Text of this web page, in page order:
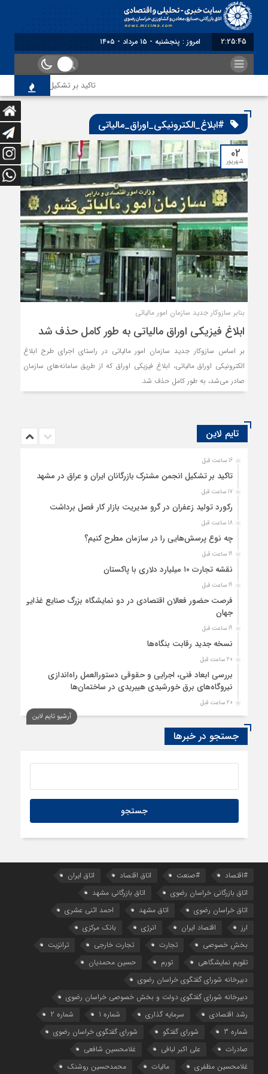
2:25:45 امروز : پنجشنبه - ۱۵ مرداد - ۱۴۰۵
تاکید بر تشکیل انجمن مشترک
#ابلاغ_الکترونیکی_اوراق_مالیاتی
۰۲
شهریور
بنابر سازوکار جدید سازمان امور مالیاتی
ابلاغ فیزیکی اوراق مالیاتی به طور کامل حذف شد
بر اساس سازوکار جدید سازمان امور مالیاتی در راستای اجرای طرح ابلاغ
الکترونیکی اوراق مالیاتی، ابلاغ فیزیکی اوراق که از طریق سامانه‌های سازمان
صادر می‌شد، به طور کامل حذف شد.
تایم لاین
16 ساعت قبل
تاکید بر تشکیل انجمن مشترک بازرگانان ایران و عراق در مشهد
17 ساعت قبل
رکورد تولید زعفران در گرو مدیریت بازار کار فصل برداشت
18 ساعت قبل
چه نوع پرسش‌هایی را در سازمان مطرح کنیم؟
19 ساعت قبل
نقشه تجارت ۱۰‌ میلیارد دلاری با پاکستان
19 ساعت قبل
فرصت حضور فعالان اقتصادی در دو نمایشگاه بزرگ صنایع غذایی
جهان
19 ساعت قبل
نسخه جدید رقابت‌ بنگاه‌ها
20 ساعت قبل
بررسی ابعاد فنی، اجرایی و حقوقی دستورالعمل راه‌اندازی
نیروگاه‌های برق خورشیدی هیبریدی در ساختمان‌ها
20 ساعت قبل
پایداری تورم ترکیه در کانال ۳۰ درصد
20 ساعت قبل
تعرفه‌های وزارت صمت در فرآیند ثبت‌سفارش
چه کسی باید قیمت‌ها را تعیین کند؟
آرشیو تایم لاین
جستجو در خبرها
#اقتصاد #صنعت اتاق اقتصاد
اتاق ایران
اتاق بازرگانی خراسان رضوی
اتاق بازرگانی مشهد
اتاق خراسان رضوی
اتاق مشهد
احمد اثنی عشری
ارز
اقتصاد ایران انرژی
بانک مرکزی
بخش خصوصی
تجارت تجارت خارجی
ترانزیت
تقویم نمایشگاهی
تورم
حسین محمدیان
دبیرخانه شورای گفتگوی خراسان رضوی
دبیرخانه شورای گفتگوی دولت و بخش خصوصی خراسان رضوی
رشد اقتصادی
سرمایه گذاری شماره 1
شماره 2
شماره 3
شورای گفتگو
شورای گفتگوی خراسان رضوی
صادرات
علی اکبر لبافی
غلامحسین شافعی
غلامحسین مظفری
مالیات محمدحسین روشنک